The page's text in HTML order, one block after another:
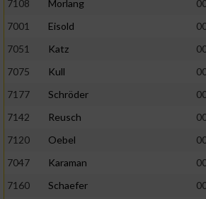
7108
Morlang
7001
Eisold
7051
Katz
7075
Kull
7177
Schröder
7142
Reusch
7120
Oebel
7047
Karaman
7160
Schaefer
von Inhalten
personalisierter Inhalte
Analyse von Zielgruppen durch
oder Kombinationen von Daten aus
verschiedenen Quellen